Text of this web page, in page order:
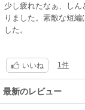
少し疲れたなぁ、し
りました。素敵な短
した。
いいね 1件
最新のレビュー